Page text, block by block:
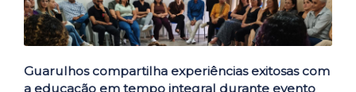
Guarulhos compartilha experiências exitosas com
a educação em tempo integral durante evento